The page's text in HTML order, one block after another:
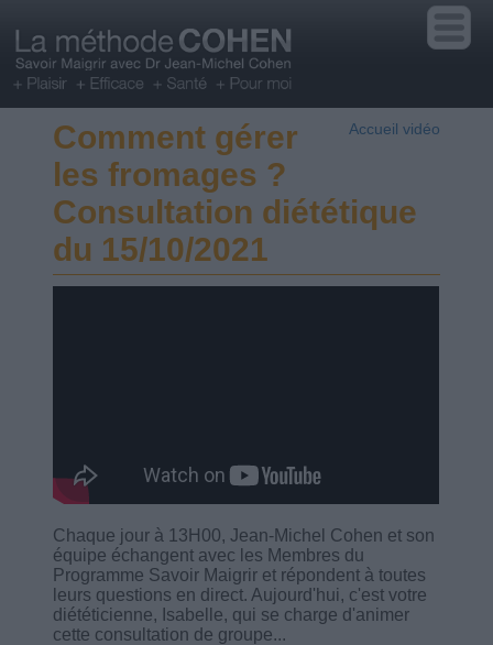
Accueil vidéo
Comment gérer
les fromages ?
Consultation diététique
du 15/10/2021
Chaque jour à 13H00, Jean-Michel Cohen et son
équipe échangent avec les Membres du
Programme Savoir Maigrir et répondent à toutes
leurs questions en direct. Aujourd'hui, c'est votre
diététicienne, Isabelle, qui se charge d'animer
cette consultation de groupe...